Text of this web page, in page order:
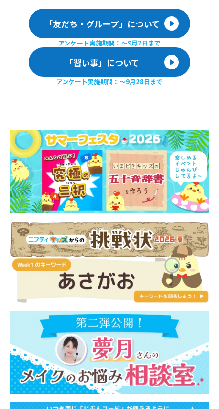
「友だち・グループ」について
アンケート実施期間：〜9月7日まで
「習い事」について
アンケート実施期間：〜9月28日まで